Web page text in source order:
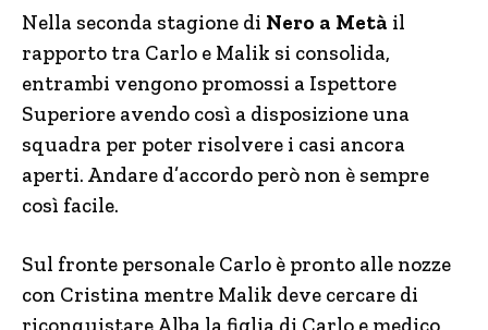
Nella seconda stagione di Nero a Metà il
rapporto tra Carlo e Malik si consolida,
entrambi vengono promossi a Ispettore
Superiore avendo così a disposizione una
squadra per poter risolvere i casi ancora
aperti. Andare d’accordo però non è sempre
così facile.
Sul fronte personale Carlo è pronto alle nozze
con Cristina mentre Malik deve cercare di